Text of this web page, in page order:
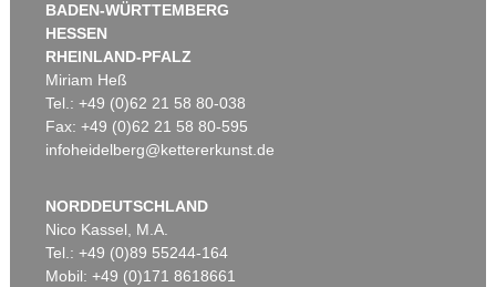
BADEN-WÜRTTEMBERG
HESSEN
RHEINLAND-PFALZ
Miriam Heß
Tel.: +49 (0)62 21 58 80-038
Fax: +49 (0)62 21 58 80-595
infoheidelberg@kettererkunst.de
NORDDEUTSCHLAND
Nico Kassel, M.A.
Tel.: +49 (0)89 55244-164
Mobil: +49 (0)171 8618661